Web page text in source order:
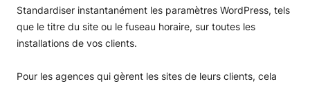
Standardiser instantanément les paramètres WordPress, tels
que le titre du site ou le fuseau horaire, sur toutes les
installations de vos clients.
Pour les agences qui gèrent les sites de leurs clients, cela